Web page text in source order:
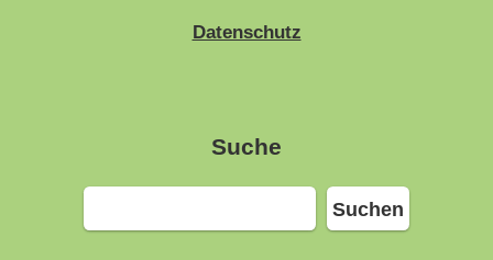
Datenschutz
Suche
Suchen
Suchen